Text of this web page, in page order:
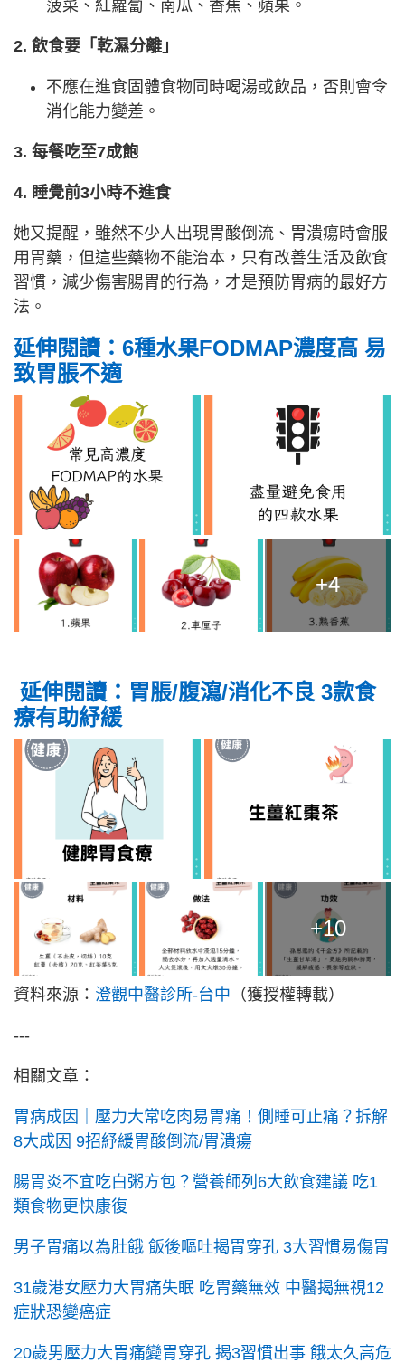
菠菜、紅蘿蔔、南瓜、香蕉、蘋果。
2. 飲食要「乾濕分離」
不應在進食固體食物同時喝湯或飲品，否則會令
消化能力變差。
3. 每餐吃至7成飽
4. 睡覺前3小時不進食
她又提醒，雖然不少人出現胃酸倒流、胃潰瘍時會服
用胃藥，但這些藥物不能治本，只有改善生活及飲食
習慣，減少傷害腸胃的行為，才是預防胃病的最好方
法。
延伸閱讀：6種水果FODMAP濃度高 易
致胃脹不適
+4
延伸閱讀：胃脹/腹瀉/消化不良 3款食
療有助紓緩
+10
資料來源： 澄觀中醫診所-台中 （獲授權轉載）
---
相關文章：
胃病成因｜壓力大常吃肉易胃痛！側睡可止痛？拆解
8大成因 9招紓緩胃酸倒流/胃潰瘍
腸胃炎不宜吃白粥方包？營養師列6大飲食建議 吃1
類食物更快康復
男子胃痛以為肚餓 飯後嘔吐揭胃穿孔 3大習慣易傷胃
31歲港女壓力大胃痛失眠 吃胃藥無效 中醫揭無視12
症狀恐變癌症
20歲男壓力大胃痛變胃穿孔 揭3習慣出事 餓太久高危